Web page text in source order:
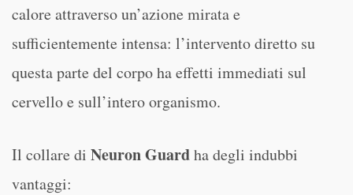
calore attraverso un’azione mirata e
sufficientemente intensa: l’intervento diretto su
questa parte del corpo ha effetti immediati sul
cervello e sull’intero organismo.
Il collare di Neuron Guardha degli indubbi
vantaggi: